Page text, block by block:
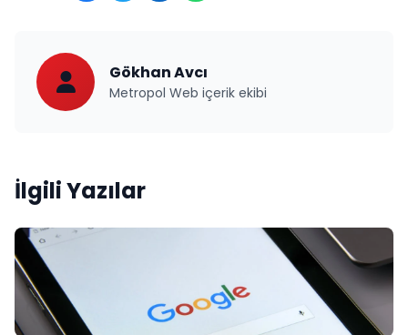
Gökhan Avcı
Metropol Web içerik ekibi
İlgili Yazılar